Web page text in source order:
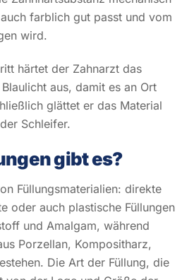
farblich gut passt und vom
wird.
härtet der Zahnarzt das
aus, damit es an Ort
glättet er das Material
Schleifer.
gibt es?
Füllungsmaterialien: direkte
oder auch plastische Füllungen
und Amalgam, während
Porzellan, Kompositharz,
Die Art der Füllung, die